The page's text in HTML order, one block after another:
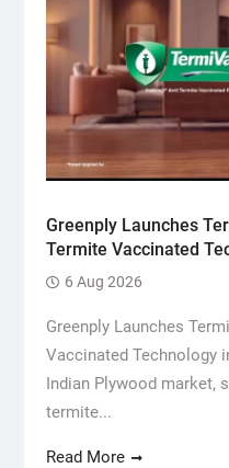
Greenply Launches
Termite Vaccinated
6 Aug 2026
Greenply Launches
Vaccinated Technology
Indian Plywood market,
termite...
Read More